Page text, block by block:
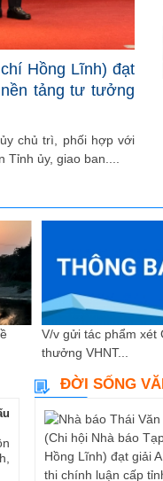
Hồng Lĩnh) đạt
tảng tư tưởng
chủ trì, phối hợp với
ủy, giao ban....
V/v gửi tác phẩm xét
thưởng VHNT...
ĐỜI SỐNG